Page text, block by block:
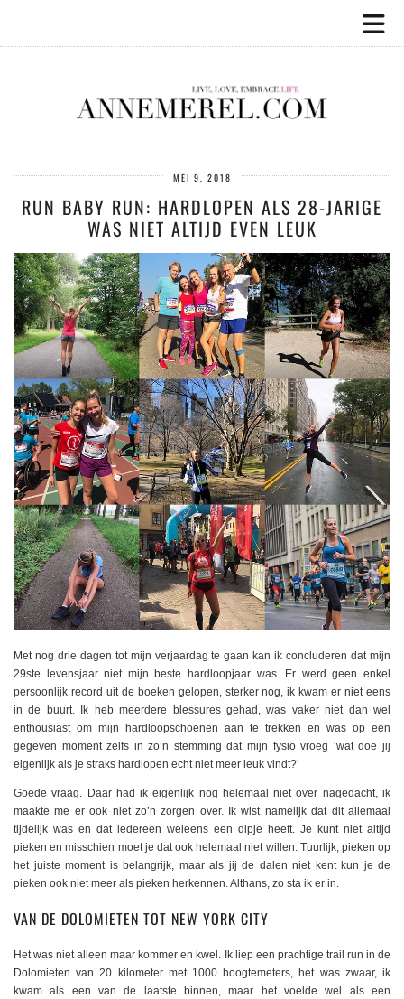
MEI 9, 2018
RUN BABY RUN: HARDLOPEN ALS 28-JARIGE
WAS NIET ALTIJD EVEN LEUK
Met nog drie dagen tot mijn verjaardag te gaan kan ik concluderen dat mijn
29ste levensjaar niet mijn beste hardloopjaar was. Er werd geen enkel
persoonlijk record uit de boeken gelopen, sterker nog, ik kwam er niet eens
in de buurt. Ik heb meerdere blessures gehad, was vaker niet dan wel
enthousiast om mijn hardloopschoenen aan te trekken en was op een
gegeven moment zelfs in zo’n stemming dat mijn fysio vroeg ‘wat doe jij
eigenlijk als je straks hardlopen echt niet meer leuk vindt?’
Goede vraag. Daar had ik eigenlijk nog helemaal niet over nagedacht, ik
maakte me er ook niet zo’n zorgen over. Ik wist namelijk dat dit allemaal
tijdelijk was en dat iedereen weleens een dipje heeft. Je kunt niet altijd
pieken en misschien moet je dat ook helemaal niet willen. Tuurlijk, pieken op
het juiste moment is belangrijk, maar als jij de dalen niet kent kun je de
pieken ook niet meer als pieken herkennen. Althans, zo sta ik er in.
VAN DE DOLOMIETEN TOT NEW YORK CITY
Het was niet alleen maar kommer en kwel. Ik liep een prachtige trail run in de
Dolomieten van 20 kilometer met 1000 hoogtemeters, het was zwaar, ik
kwam als een van de laatste binnen, maar het voelde wel als een